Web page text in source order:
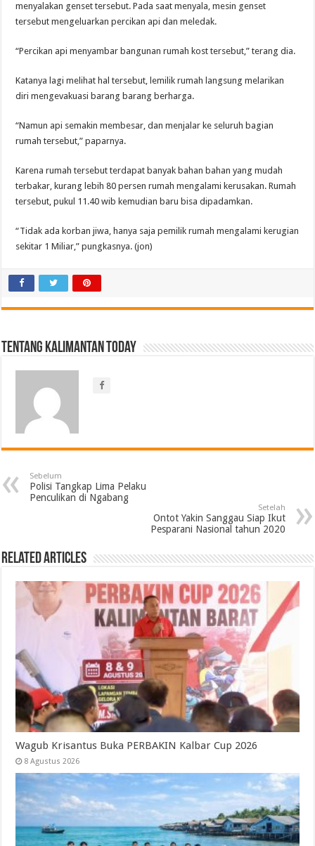
menyalakan genset tersebut. Pada saat menyala, mesin genset
tersebut mengeluarkan percikan api dan meledak.
“Percikan api menyambar bangunan rumah kost tersebut,” terang dia.
Katanya lagi melihat hal tersebut, lemilik rumah langsung melarikan
diri mengevakuasi barang barang berharga.
“Namun api semakin membesar, dan menjalar ke seluruh bagian
rumah tersebut,” paparnya.
Karena rumah tersebut terdapat banyak bahan bahan yang mudah
terbakar, kurang lebih 80 persen rumah mengalami kerusakan. Rumah
tersebut, pukul 11.40 wib kemudian baru bisa dipadamkan.
“Tidak ada korban jiwa, hanya saja pemilik rumah mengalami kerugian
sekitar 1 Miliar,” pungkasnya. (jon)
Tentang Kalimantan Today
Sebelum
Polisi Tangkap Lima Pelaku
Penculikan di Ngabang
Setelah
Ontot Yakin Sanggau Siap Ikut
Pesparani Nasional tahun 2020
Related Articles
Wagub Krisantus Buka PERBAKIN Kalbar Cup 2026
8 Agustus 2026